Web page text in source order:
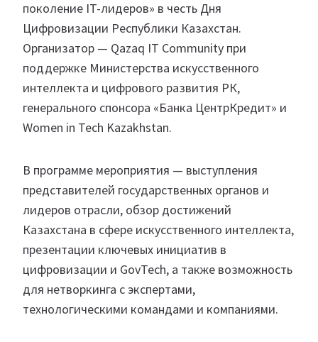
поколение IT-лидеров» в честь Дня
Цифровизации Республики Казахстан.
Организатор — Qazaq IT Community при
поддержке Министерства искусственного
интеллекта и цифрового развития РК,
генерального спонсора «Банка ЦентрКредит» и
Women in Tech Kazakhstan.
В программе мероприятия — выступления
представителей государственных органов и
лидеров отрасли, обзор достижений
Казахстана в сфере искусственного интеллекта,
презентации ключевых инициатив в
цифровизации и GovTech, а также возможность
для нетворкинга с экспертами,
технологическими командами и компаниями.